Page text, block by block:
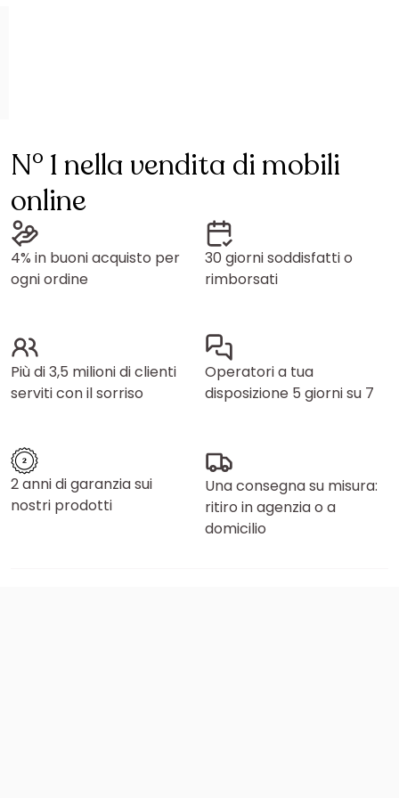
N° 1 nella vendita di mobili
online
4% in buoni acquisto per
ogni ordine
30 giorni soddisfatti o
rimborsati
Più di 3,5 milioni di clienti
serviti con il sorriso
Operatori a tua
disposizione 5 giorni su 7
2 anni di garanzia sui
nostri prodotti
Una consegna su misura:
ritiro in agenzia o a
domicilio